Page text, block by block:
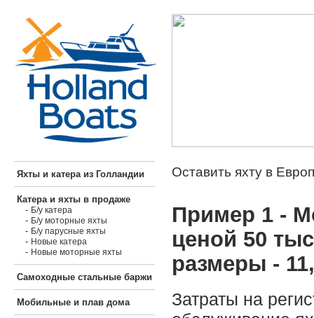
Яхты и катера из Голландии
Катера и яхты в продаже
- Б/у катера
- Б/у моторные яхты
- Б/у парусные яхты
- Новые катера
- Новые моторные яхты
Самоходные стальные баржи
Мобильные и плав дома
Оставить яхту в
Пример 1 -
ценой 50
размеры -
Затраты на